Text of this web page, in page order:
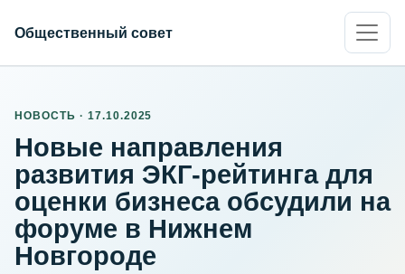
Общественный совет
НОВОСТЬ · 17.10.2025
Новые направления
развития ЭКГ-рейтинга для
оценки бизнеса обсудили на
форуме в Нижнем
Новгороде